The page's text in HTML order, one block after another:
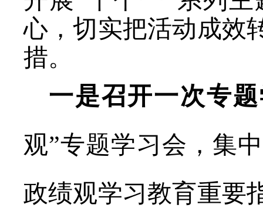
心，切实把活动成效
措。
一是召开一次专
观”专题学习会，集
政绩观学习教育重要